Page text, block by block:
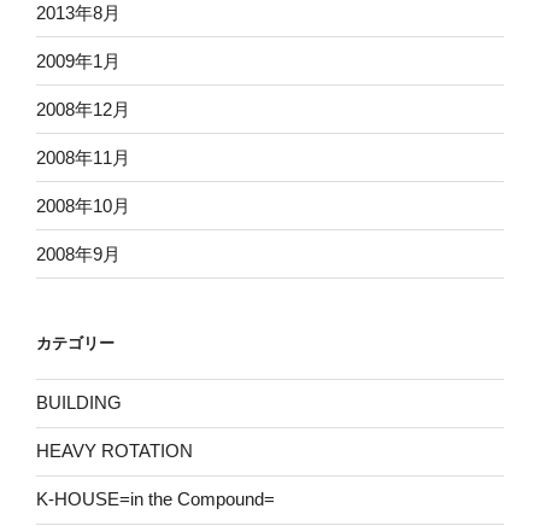
2013年8月
2009年1月
2008年12月
2008年11月
2008年10月
2008年9月
カテゴリー
BUILDING
HEAVY ROTATION
K-HOUSE=in the Compound=